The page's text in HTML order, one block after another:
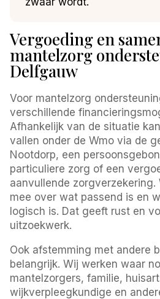
Vergoeding en
mantelzorg
Delfgauw
Voor mantelzorg
verschillende
Afhankelijk van de situatie
vallen onder de Wmo via de
Nootdorp, een
particuliere zorg of een
aanvullende zorgverzekering.
mee over wat passend is en
logisch is. Dat geeft rust en
uitzoekwerk.
Ook afstemming met andere
belangrijk. Wij werken waar
mantelzorgers, familie,
wijkverpleegkundige en